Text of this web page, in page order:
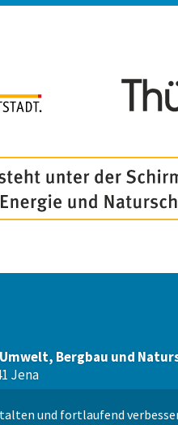
Bergbau und
Jena
und fortlaufend